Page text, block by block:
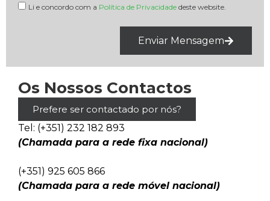
Li e concordo com a Política de Privacidade deste website.
Enviar Mensagem
Os Nossos Contactos
Prefere ser contactado por nós?
Tel: (+351) 232 182 893
(Chamada para a rede fixa nacional)
(+351) 925 605 866
(Chamada para a rede móvel nacional)